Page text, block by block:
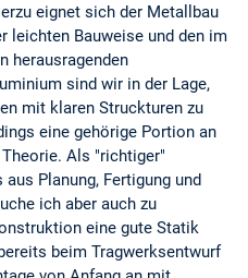
eignet sich der Metallbau
leichten Bauweise und den im
herausragenden
sind wir in der Lage,
mit klaren Struckturen zu
eine gehörige Portion an
Als "richtiger"
Planung, Fertigung und
ich aber auch zu
eine gute Statik
beim Tragwerksentwurf